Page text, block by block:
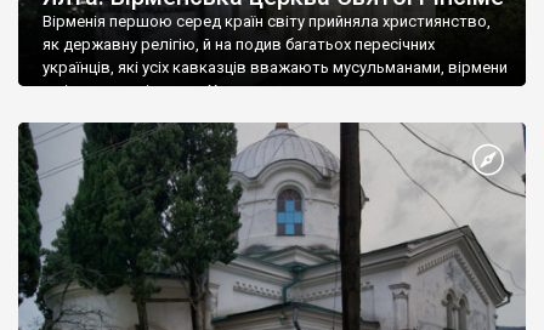
Вірменія першою серед країн світу прийняла християнство,
як державну релігію, й на подив багатьох пересічних
українців, які усіх кавказців вважають мусульманами, вірмени
є відданими вірянами Христа